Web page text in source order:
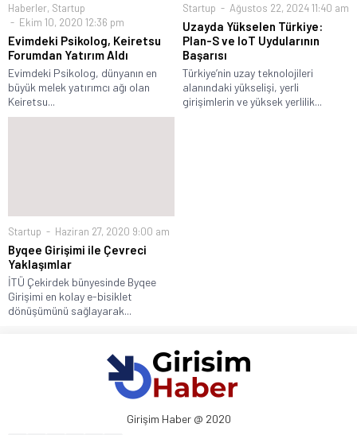
Haberler, Startup
Ekim 10, 2020 12:36 pm
Evimdeki Psikolog, Keiretsu
Forumdan Yatırım Aldı
Evimdeki Psikolog, dünyanın en
büyük melek yatırımcı ağı olan
Keiretsu...
Startup Ağustos 22, 2024 11:40 am
Uzayda Yükselen Türkiye:
Plan-S ve IoT Uydularının
Başarısı
Türkiye’nin uzay teknolojileri
alanındaki yükselişi, yerli
girişimlerin ve yüksek yerlilik...
Startup Haziran 27, 2020 9:00 am
Byqee Girişimi ile Çevreci
Yaklaşımlar
İTÜ Çekirdek bünyesinde Byqee
Girişimi en kolay e-bisiklet
dönüşümünü sağlayarak...
Girişim Haber @ 2020